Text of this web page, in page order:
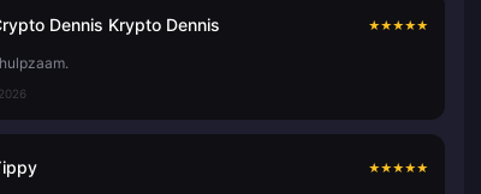
Dennis Krypto Dennis ★★★★★
★★★★★